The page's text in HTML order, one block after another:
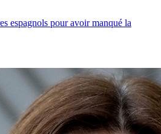
espagnols pour avoir manqué la